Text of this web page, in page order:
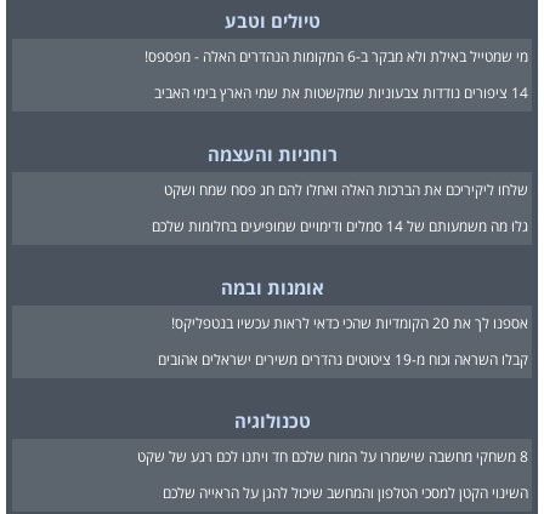
טיולים וטבע
מי שמטייל באילת ולא מבקר ב-6 המקומות הנהדרים האלה - מפספס!
14 ציפורים נודדות צבעוניות שמקשטות את שמי הארץ בימי האביב
רוחניות והעצמה
שלחו ליקיריכם את הברכות האלה ואחלו להם חג פסח שמח ושקט
גלו מה משמעותם של 14 סמלים ודימויים שמופיעים בחלומות שלכם
אומנות ובמה
אספנו לך את 20 הקומדיות שהכי כדאי לראות עכשיו בנטפליקס!
קבלו השראה וכוח מ-19 ציטוטים נהדרים משירים ישראלים אהובים
טכנולוגיה
8 משחקי מחשבה שישמרו על המוח שלכם חד ויתנו לכם רגע של שקט
השינוי הקטן למסכי הטלפון והמחשב שיכול להגן על הראייה שלכם